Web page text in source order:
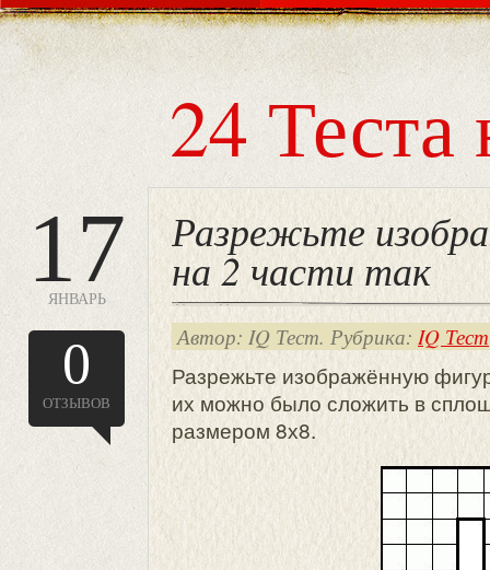
24 Теста
17
ЯНВАРЬ
0
ОТЗЫВОВ
Разрежьте
на 2 части так
Автор: IQ Тест. Рубрика: IQ Тест
Разрежьте изображённую
их можно было сложить в
размером 8х8.